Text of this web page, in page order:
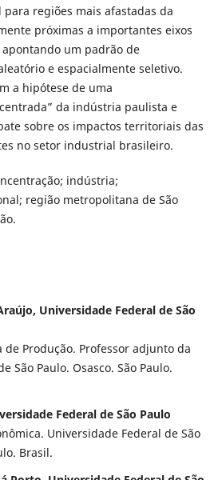
regiões mais afastadas da
próximas a importantes eixos
um padrão de
e espacialmente seletivo.
a hipótese de uma
da indústria paulista e
sobre os impactos territoriais das
no setor industrial brasileiro.
indústria;
região metropolitana de São
Universidade Federal de São
Produção. Professor adjunto da
São Paulo. Osasco. São Paulo.
Federal de São Paulo
Universidade Federal de São
Brasil.